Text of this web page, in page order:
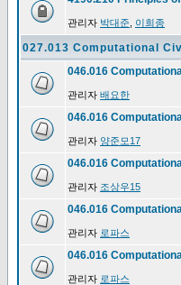
관리자 박대준 이희종
027.013 Computational
046.016
관리자 배요한
046.016
관리자 양준모17
046.016
관리자 조상우15
046.016
관리자 로파스
046.016
관리자 로파스